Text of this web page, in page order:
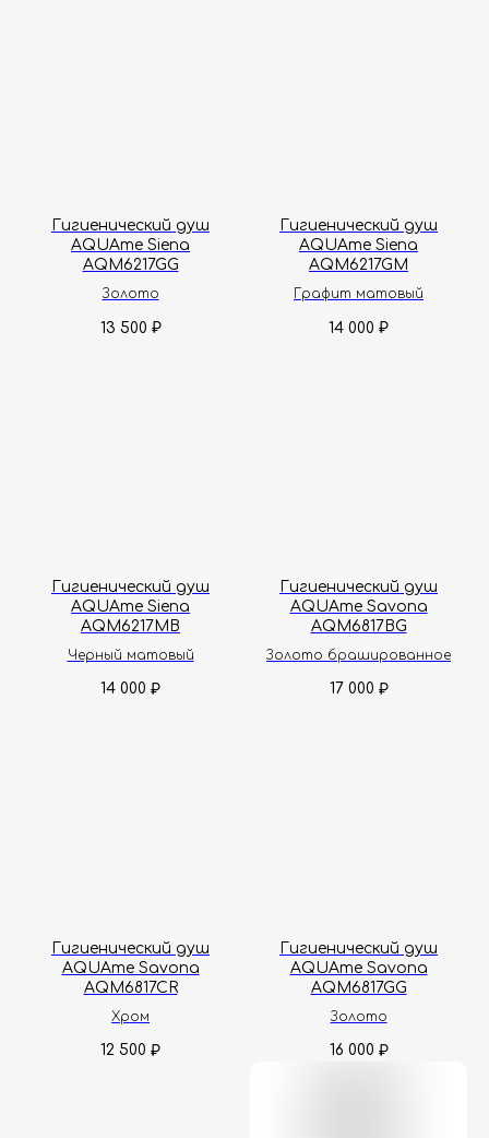
Гигиенический душ
AQUAme Siena
AQM6217GG
Золото
13 500 ₽
Гигиенический душ
AQUAme Siena
AQM6217GM
Графит матовый
14 000 ₽
Гигиенический душ
AQUAme Siena
AQM6217MB
Черный матовый
14 000 ₽
Гигиенический душ
AQUAme Savona
AQM6817BG
Золото брашированное
17 000 ₽
Гигиенический душ
AQUAme Savona
AQM6817CR
Хром
12 500 ₽
Гигиенический душ
AQUAme Savona
AQM6817GG
Золото
16 000 ₽